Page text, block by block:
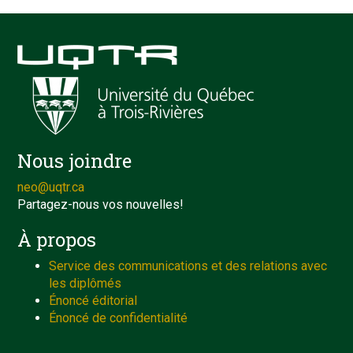
Nous joindre
neo@uqtr.ca
Partagez-nous vos nouvelles!
À propos
Service des communications et des relations avec
les diplômés
Énoncé éditorial
Énoncé de confidentialité